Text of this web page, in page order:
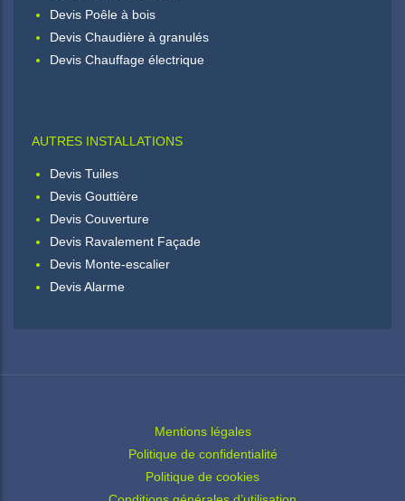
Devis Poêle à bois
Devis Chaudière à granulés
Devis Chauffage électrique
AUTRES INSTALLATIONS
Devis Tuiles
Devis Gouttière
Devis Couverture
Devis Ravalement Façade
Devis Monte-escalier
Devis Alarme
Mentions légales
Politique de confidentialité
Politique de cookies